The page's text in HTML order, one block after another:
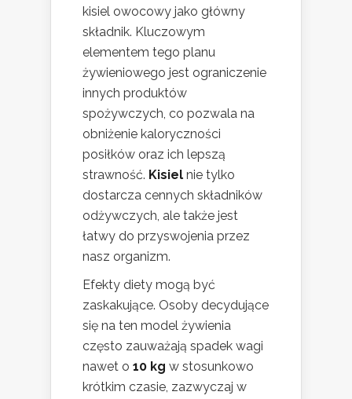
kisiel owocowy jako główny
składnik. Kluczowym
elementem tego planu
żywieniowego jest ograniczenie
innych produktów
spożywczych, co pozwala na
obniżenie kaloryczności
posiłków oraz ich lepszą
strawność. Kisiel nie tylko
dostarcza cennych składników
odżywczych, ale także jest
łatwy do przyswojenia przez
nasz organizm.
Efekty diety mogą być
zaskakujące. Osoby decydujące
się na ten model żywienia
często zauważają spadek wagi
nawet o 10 kg w stosunkowo
krótkim czasie, zazwyczaj w